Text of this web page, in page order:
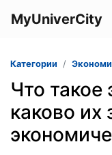
MyUniverCity
Категории
Что такое
каково их